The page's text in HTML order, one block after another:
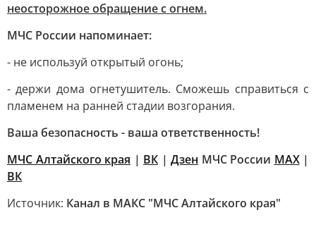
неосторожное обращение с огнем.
МЧС России напоминает:
- не используй открытый огонь;
- держи дома огнетушитель. Сможешь справиться с
пламенем на ранней стадии возгорания.
Ваша безопасность - ваша ответственность!
МЧС Алтайского края | ВК | Дзен МЧС России MAX|
ВК
Источник: Канал в МАКС "МЧС Алтайского края"